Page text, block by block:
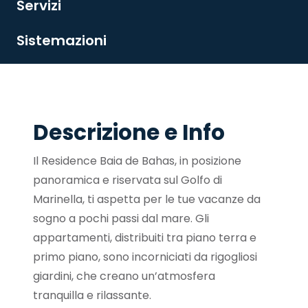
Servizi
Sistemazioni
Descrizione e Info
Il Residence Baia de Bahas, in posizione
panoramica e riservata sul Golfo di
Marinella, ti aspetta per le tue vacanze da
sogno a pochi passi dal mare. Gli
appartamenti, distribuiti tra piano terra e
primo piano, sono incorniciati da rigogliosi
giardini, che creano un’atmosfera
tranquilla e rilassante.